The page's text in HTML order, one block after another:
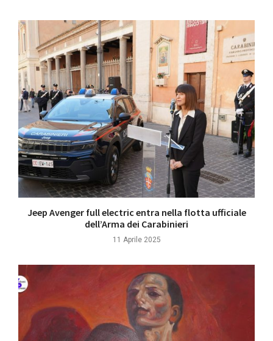
Jeep Avenger full electric entra nella flotta ufficiale
dell’Arma dei Carabinieri
11 Aprile 2025